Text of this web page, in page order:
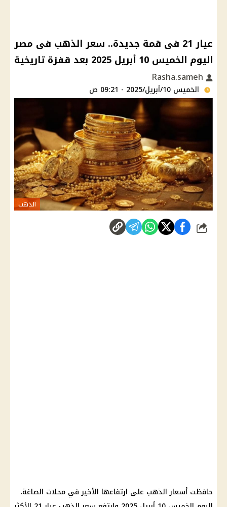
عيار 21 فى قمة جديدة.. سعر الذهب فى مصر
اليوم الخميس 10 أبريل 2025 بعد قفزة تاريخية
الخميس 10/أبريل/2025 - 09:21 ص
الذهب
شارك
حافظت أسعار الذهب على ارتفاعها الأخير في محلات الصاغة،